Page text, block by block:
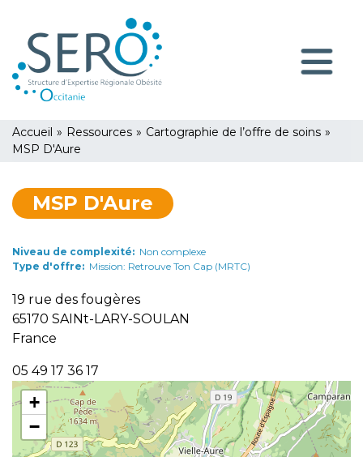
contenu
principal
principale
You
are
Accueil » Ressources » Cartographie de l’offre de soins »
MSP D'Aure
MSP D'Aure
Niveau de complexité
Non complexe
Type d'offre
Mission: Retrouve Ton Cap (MRTC)
19 rue des fougères
65170 SAINt-LARY-SOULAN
France
05 49 17 36 17
+
−